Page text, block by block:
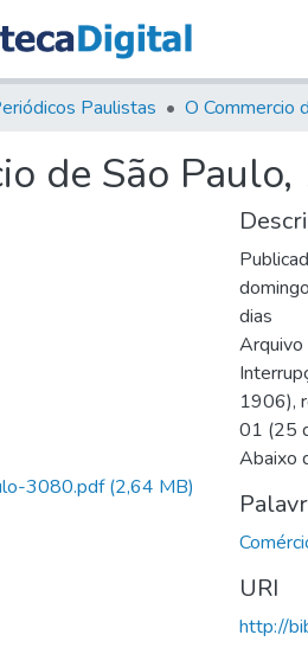
Paulistas O Commercio
de São
3080.pdf(2,64 MB)
dias
Arquivo
1906),
01 (25
Abaixo
URI
http://